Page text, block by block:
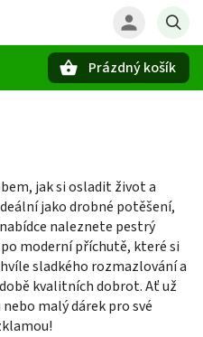
Prázdný košík
jak si osladit život a
jako drobné potěšení,
naleznete pestrý
moderní příchutě, které si
sladkého rozmazlování a
kvalitních dobrot. Ať už
malý dárek pro své